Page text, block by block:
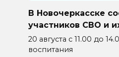
В Новочеркасске
участников СВО и
20 августа с 11.00 до
воспитания